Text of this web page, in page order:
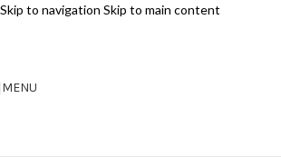
Skip to navigation Skip to main content
MENU